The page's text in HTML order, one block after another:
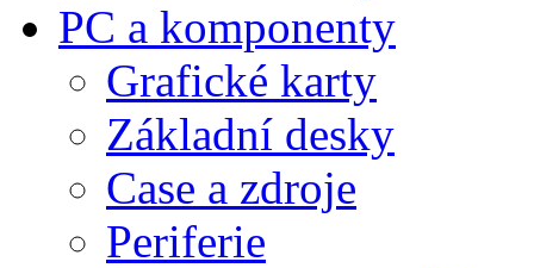
PC a komponenty
Grafické karty
Základní desky
Case a zdroje
Periferie